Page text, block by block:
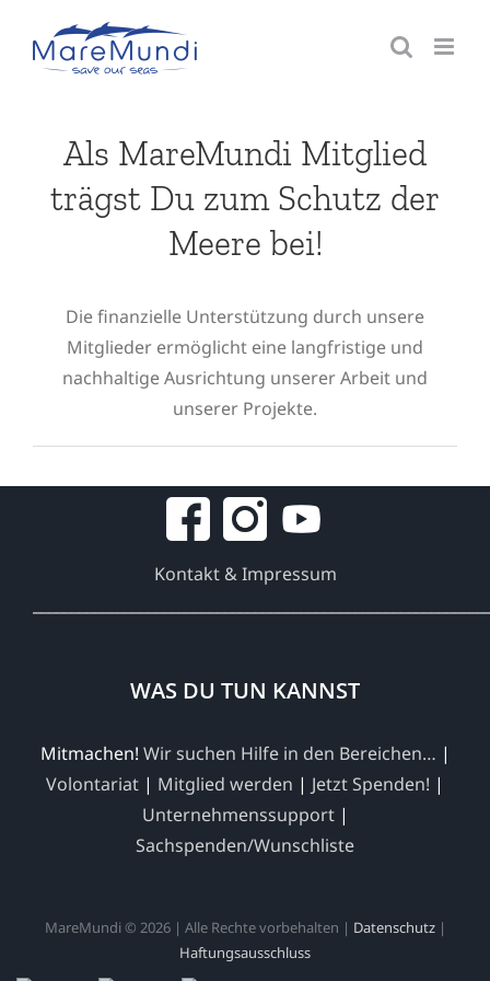
Inhalt
springen
Als MareMundi Mitglied
trägst Du zum Schutz der
Meere bei!
Die finanzielle Unterstützung durch unsere
Mitglieder ermöglicht eine langfristige und
nachhaltige Ausrichtung unserer Arbeit und
unserer Projekte.
Kontakt & Impressum
WAS DU TUN KANNST
Mitmachen! Wir suchen Hilfe in den Bereichen… |
Volontariat | Mitglied werden | Jetzt Spenden! |
Unternehmenssupport|
Sachspenden/Wunschliste
MareMundi © 2026 | Alle Rechte vorbehalten | Datenschutz|
Haftungsausschluss